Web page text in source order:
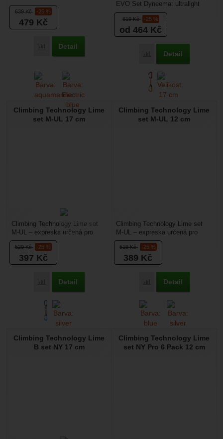
639Kč -25 %
479 Kč
Přidat 'Climbing Technology Salto set NY 17 cm' k porovnání
Detail
vycvakávání expresek...
619Kč -25 %
od 464 Kč
Přidat 'Climbing
Detail
EVO Set Dyneema: ultralight
expreska s drátěným zámkem
vhodná pro sportovní...
Climbing Technology Lime
set M-UL 17 cm
529Kč -25 %
397 Kč
Přidat 'Climbing Technology Lime set M-UL 17 cm' k
Detail
Climbing Technology Lime set
M-UL – expreska určená pro
sportovně orientované lezce,
kteří hledají nízkou...
Climbing Technology Lime
set M-UL 12 cm
519Kč -25 %
389 Kč
Přidat 'Climbing
Detail
Climbing Technology Lime set
M-UL – expreska určená pro
sportovně orientované lezce,
kteří hledají nízkou...
Climbing Technology Lime
B set NY 17 cm
Climbing Technology Lime
set NY Pro 6 Pack 12 cm